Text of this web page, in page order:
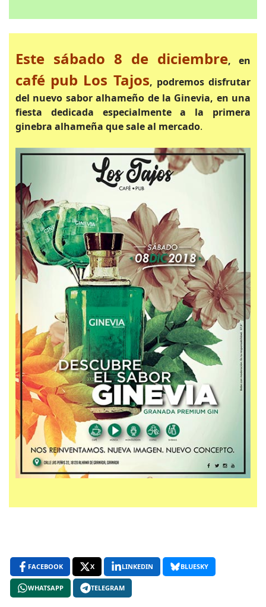
Este sábado 8 de diciembre, en
café pub Los Tajos, podremos disfrutar
del nuevo sabor alhameño de la Ginevia, en una
fiesta dedicada especialmente a la primera
ginebra alhameña que sale al mercado.
FACEBOOK X LINKEDIN BLUESKY
WHATSAPP TELEGRAM